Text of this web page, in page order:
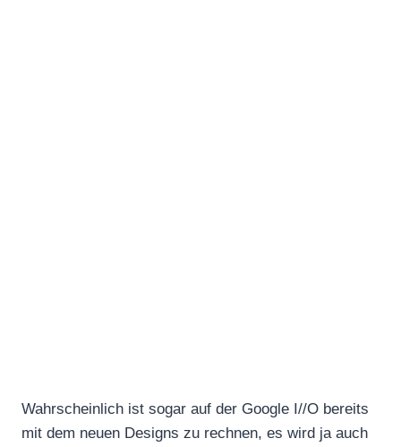
Wahrscheinlich ist sogar auf der Google I//O bereits
mit dem neuen Designs zu rechnen, es wird ja auch